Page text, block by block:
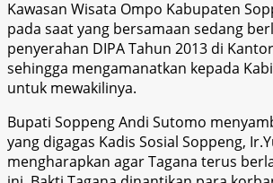
Kawasan Wisata Ompo Kabupaten
pada saat yang bersamaan sedang
penyerahan DIPA Tahun 2013 di
sehingga mengamanatkan kepada
untuk mewakilinya.
Bupati Soppeng Andi Sutomo me
yang digagas Kadis Sosial Soppeng,
mengharapkan agar Tagana terus